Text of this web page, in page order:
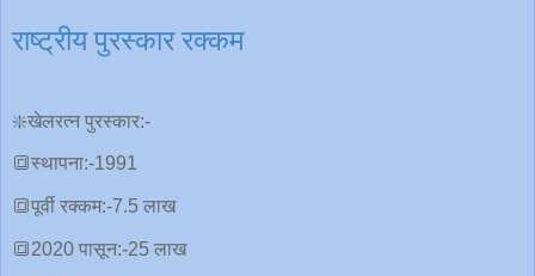
राष्ट्रीय पुरस्कार रक्कम
❇️खेलरत्न पुरस्कार:-
🔳स्थापना:-1991
🔳पूर्वी रक्कम:-7.5 लाख
🔳2020 पासून:-25 लाख